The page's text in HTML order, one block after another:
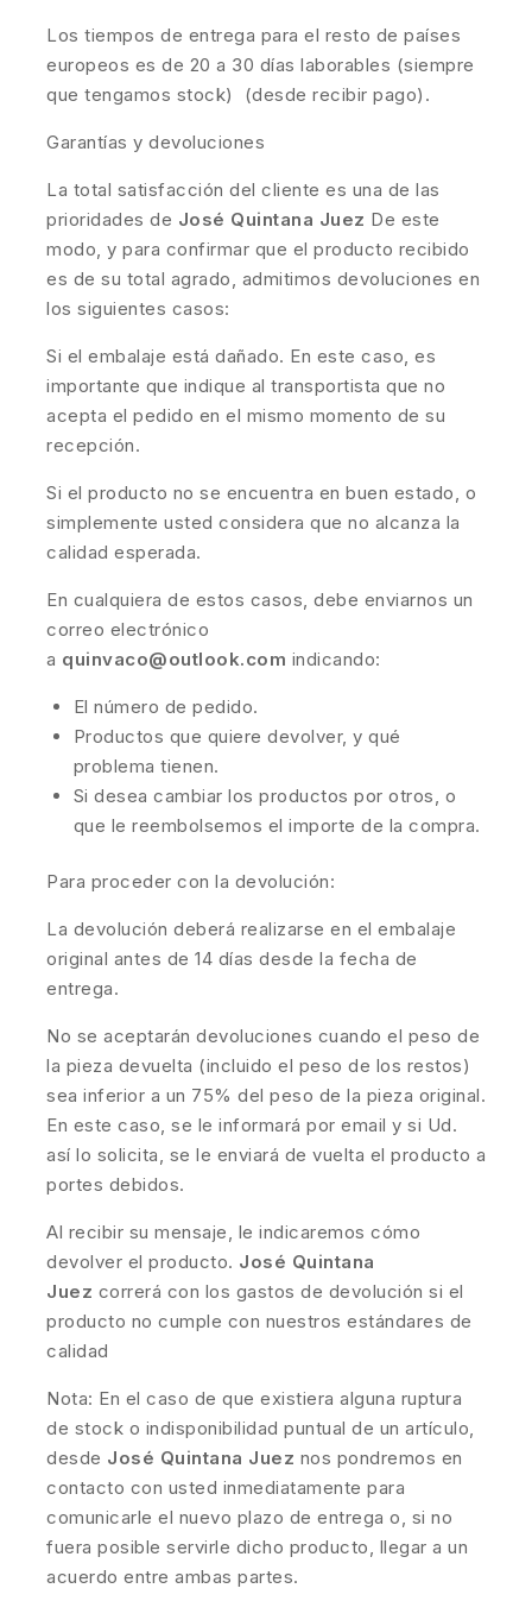
Los tiempos de entrega para el resto de países
europeos es de 20 a 30 días laborables (siempre
que tengamos stock) (desde recibir pago).
Garantías y devoluciones
La total satisfacción del cliente es una de las
prioridades de José Quintana Juez De este
modo, y para confirmar que el producto recibido
es de su total agrado, admitimos devoluciones en
los siguientes casos:
Si el embalaje está dañado. En este caso, es
importante que indique al transportista que no
acepta el pedido en el mismo momento de su
recepción.
Si el producto no se encuentra en buen estado, o
simplemente usted considera que no alcanza la
calidad esperada.
En cualquiera de estos casos, debe enviarnos un
correo electrónico
a quinvaco@outlook.com indicando:
El número de pedido.
Productos que quiere devolver, y qué
problema tienen.
Si desea cambiar los productos por otros, o
que le reembolsemos el importe de la compra.
Para proceder con la devolución:
La devolución deberá realizarse en el embalaje
original antes de 14 días desde la fecha de
entrega.
No se aceptarán devoluciones cuando el peso de
la pieza devuelta (incluido el peso de los restos)
sea inferior a un 75% del peso de la pieza original.
En este caso, se le informará por email y si Ud.
así lo solicita, se le enviará de vuelta el producto a
portes debidos.
Al recibir su mensaje, le indicaremos cómo
devolver el producto. José Quintana
Juez correrá con los gastos de devolución si el
producto no cumple con nuestros estándares de
calidad
Nota: En el caso de que existiera alguna ruptura
de stock o indisponibilidad puntual de un artículo,
desde José Quintana Juez nos pondremos en
contacto con usted inmediatamente para
comunicarle el nuevo plazo de entrega o, si no
fuera posible servirle dicho producto, llegar a un
acuerdo entre ambas partes.